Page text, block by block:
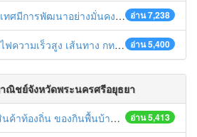
อ่าน 7,238
ง มั่งคั่ง ยั่งยืน ในการประชุม Boao Forum for Asia
อ่าน 5,400
เร็วสูง เส้นทาง กทม.-นครราชสีมา
ณิชย์จังหวัดพระนครศรีอยุธยา
อ่าน 5,413
งปู่ทวด และเปิดศูนย์เครือข่ายธุรกิจ Biz Club จังหวัดพระนครศรีอยุธยา